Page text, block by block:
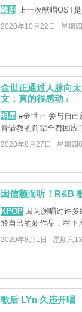
韩剧 上一次献唱OST
2020年10月22日 星期
金世正通过人脉向
文，真的很感动」
明星#金世正 参与自己
音请教的前辈全都回应
2020年8月27日 星期四
因信赖而听！R&B
KPOP因为演唱过许多
於自己的新作品，在下
2020年8月1日 星期六
歌后 LYn 久违开唱